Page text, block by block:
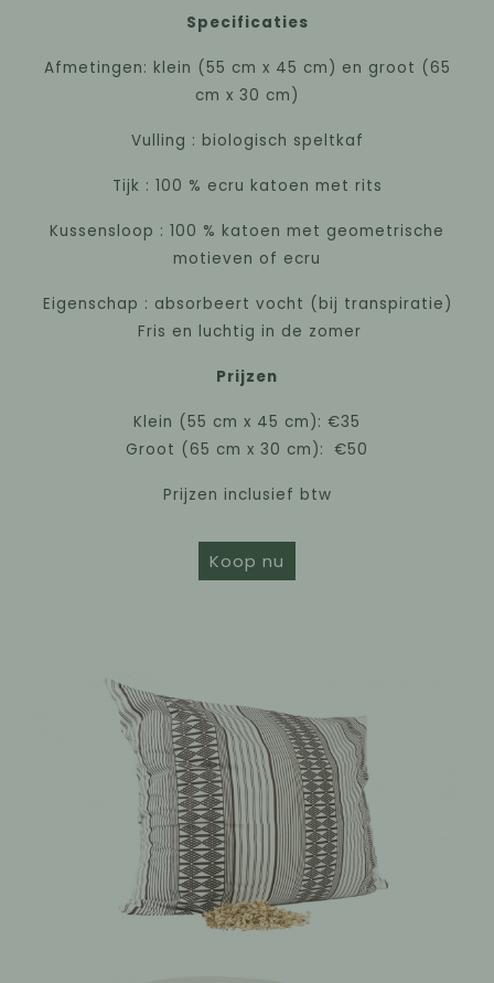
Specificaties
Afmetingen: klein (55 cm x 45 cm) en groot (65
cm x 30 cm)
Vulling : biologisch speltkaf
Tijk : 100 % ecru katoen met rits
Kussensloop : 100 % katoen met geometrische
motieven of ecru
Eigenschap : absorbeert vocht (bij transpiratie)
Fris en luchtig in de zomer
Prijzen
Klein (55 cm x 45 cm): €35
Groot (65 cm x 30 cm): €50
Prijzen inclusief btw
Koop nu